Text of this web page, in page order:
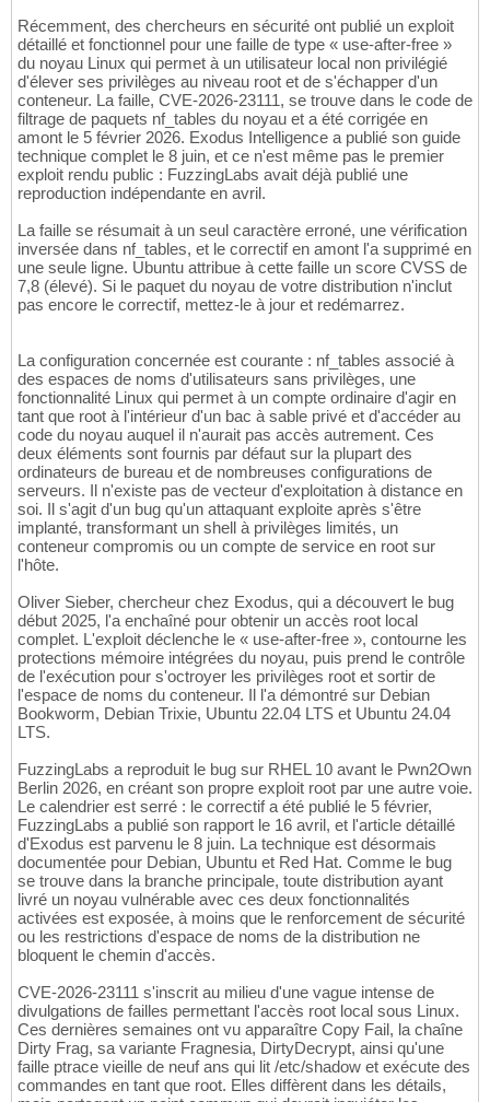
Récemment, des chercheurs en sécurité ont publié un exploit
détaillé et fonctionnel pour une faille de type « use-after-free »
du noyau Linux qui permet à un utilisateur local non privilégié
d'élever ses privilèges au niveau root et de s'échapper d'un
conteneur. La faille, CVE-2026-23111, se trouve dans le code de
filtrage de paquets nf_tables du noyau et a été corrigée en
amont le 5 février 2026. Exodus Intelligence a publié son guide
technique complet le 8 juin, et ce n'est même pas le premier
exploit rendu public : FuzzingLabs avait déjà publié une
reproduction indépendante en avril.
La faille se résumait à un seul caractère erroné, une vérification
inversée dans nf_tables, et le correctif en amont l'a supprimé en
une seule ligne. Ubuntu attribue à cette faille un score CVSS de
7,8 (élevé). Si le paquet du noyau de votre distribution n'inclut
pas encore le correctif, mettez-le à jour et redémarrez.
La configuration concernée est courante : nf_tables associé à
des espaces de noms d'utilisateurs sans privilèges, une
fonctionnalité Linux qui permet à un compte ordinaire d'agir en
tant que root à l'intérieur d'un bac à sable privé et d'accéder au
code du noyau auquel il n'aurait pas accès autrement. Ces
deux éléments sont fournis par défaut sur la plupart des
ordinateurs de bureau et de nombreuses configurations de
serveurs. Il n'existe pas de vecteur d'exploitation à distance en
soi. Il s'agit d'un bug qu'un attaquant exploite après s'être
implanté, transformant un shell à privilèges limités, un
conteneur compromis ou un compte de service en root sur
l'hôte.
Oliver Sieber, chercheur chez Exodus, qui a découvert le bug
début 2025, l'a enchaîné pour obtenir un accès root local
complet. L'exploit déclenche le « use-after-free », contourne les
protections mémoire intégrées du noyau, puis prend le contrôle
de l'exécution pour s'octroyer les privilèges root et sortir de
l'espace de noms du conteneur. Il l'a démontré sur Debian
Bookworm, Debian Trixie, Ubuntu 22.04 LTS et Ubuntu 24.04
LTS.
FuzzingLabs a reproduit le bug sur RHEL 10 avant le Pwn2Own
Berlin 2026, en créant son propre exploit root par une autre voie.
Le calendrier est serré : le correctif a été publié le 5 février,
FuzzingLabs a publié son rapport le 16 avril, et l'article détaillé
d'Exodus est parvenu le 8 juin. La technique est désormais
documentée pour Debian, Ubuntu et Red Hat. Comme le bug
se trouve dans la branche principale, toute distribution ayant
livré un noyau vulnérable avec ces deux fonctionnalités
activées est exposée, à moins que le renforcement de sécurité
ou les restrictions d'espace de noms de la distribution ne
bloquent le chemin d'accès.
CVE-2026-23111 s'inscrit au milieu d'une vague intense de
divulgations de failles permettant l'accès root local sous Linux.
Ces dernières semaines ont vu apparaître Copy Fail, la chaîne
Dirty Frag, sa variante Fragnesia, DirtyDecrypt, ainsi qu'une
faille ptrace vieille de neuf ans qui lit /etc/shadow et exécute des
commandes en tant que root. Elles diffèrent dans les détails,